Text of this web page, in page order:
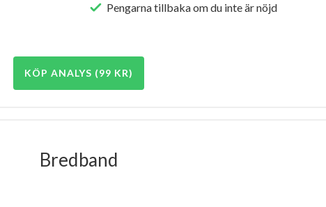
Pengarna tillbaka om du inte är nöjd
KÖP ANALYS (99 KR)
Bredband